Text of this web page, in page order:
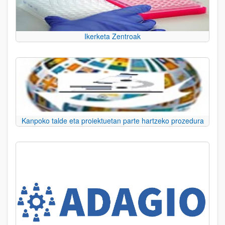
Ikerketa Zentroak
Kanpoko talde eta proiektuetan parte hartzeko prozedura